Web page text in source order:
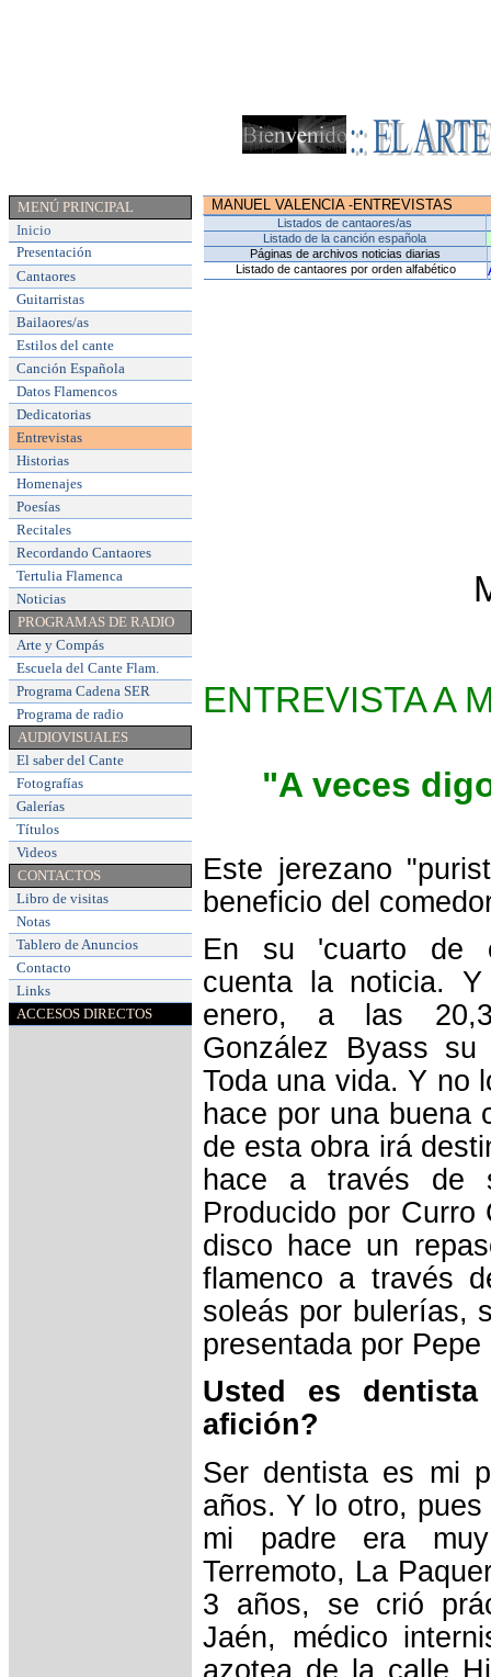
MENÚ PRINCIPAL
Inicio
Presentación
Cantaores
Guitarristas
Bailaores/as
Estilos del cante
Canción Española
Datos Flamencos
Dedicatorias
Entrevistas
Historias
Homenajes
Poesías
Recitales
Recordando Cantaores
Tertulia Flamenca
Noticias
PROGRAMAS DE RADIO
Arte y Compás
Escuela del Cante Flam.
Programa Cadena SER
Programa de radio
AUDIOVISUALES
El saber del Cante
Fotografías
Galerías
Títulos
Videos
CONTACTOS
Libro de visitas
Notas
Tablero de Anuncios
Contacto
Links
ACCESOS DIRECTOS
MANUEL VALENCIA -ENTREVISTAS
Listados de cantaores/as
Listado de la canción española
Páginas de archivos noticias diarias
Listado de cantaores por orden alfabético
ENTREVISTA A
"A veces
Este jerezano
beneficio del
En su 'cuarto de
cuenta la noticia.
enero, a las
González Byass
Toda una vida. Y no
hace por una buena
de esta obra irá
hace a través de
Producido por
disco hace un
flamenco a través
soleás por bulerías,
presentada por Pepe
Usted es
afición?
Ser dentista es mi
años. Y lo otro,
mi padre era
Terremoto, La
3 años, se crió
Jaén, médico
azotea de la calle